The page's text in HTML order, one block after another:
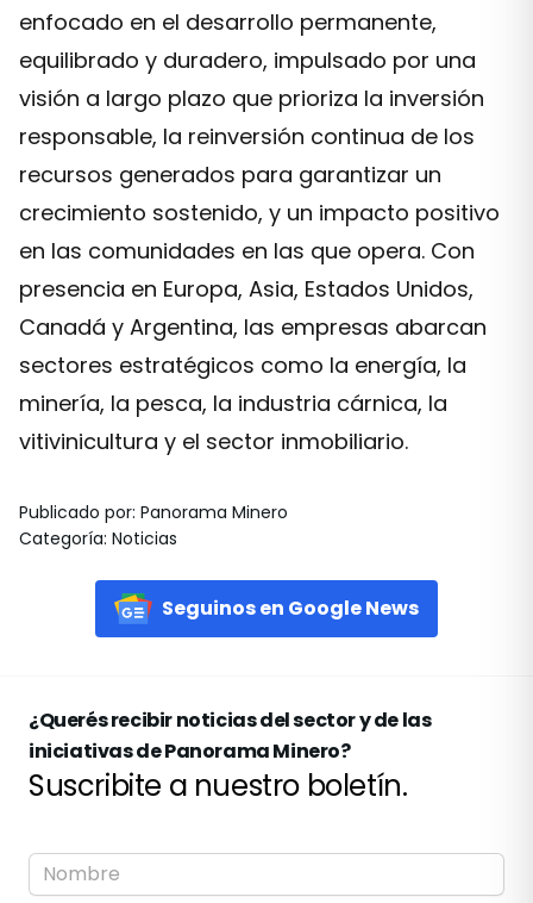
enfocado en el desarrollo permanente,
equilibrado y duradero, impulsado por una
visión a largo plazo que prioriza la inversión
responsable, la reinversión continua de los
recursos generados para garantizar un
crecimiento sostenido, y un impacto positivo
en las comunidades en las que opera. Con
presencia en Europa, Asia, Estados Unidos,
Canadá y Argentina, las empresas abarcan
sectores estratégicos como la energía, la
minería, la pesca, la industria cárnica, la
vitivinicultura y el sector inmobiliario.
Publicado por: Panorama Minero
Categoría: Noticias
Seguinos en Google News
¿Querés recibir noticias del sector y de las
iniciativas de Panorama Minero?
Suscribite a nuestro boletín.